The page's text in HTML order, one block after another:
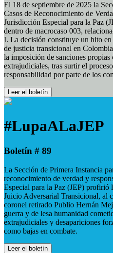
El 18 de septiembre de 2025 la
Casos de Reconocimiento de
Jurisdicción Especial para la Paz
dentro de macrocaso 003,
I. La decisión constituye un hito
de justicia transicional en
la imposición de sanciones propias
extrajudiciales, tras surtir el
responsabilidad por parte de los
Leer el boletín
#LupaALaJEP
Boletín # 89
La Sección de Primera Instancia
reconocimiento de verdad y
Especial para la Paz (JEP) profirió
Juicio Adversarial Transicional, al
coronel retirado Publio Hernán
guerra y de lesa humanidad
extrajudiciales y desapariciones
como bajas en combate.
Leer el boletín